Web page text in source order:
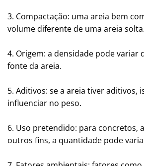
3. Compactação: uma areia bem
volume diferente de uma areia solta.
4. Origem: a densidade pode variar
fonte da areia.
5. Aditivos: se a areia tiver aditivos,
influenciar no peso.
6. Uso pretendido: para concretos,
outros fins, a quantidade pode